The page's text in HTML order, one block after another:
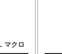
マクロ